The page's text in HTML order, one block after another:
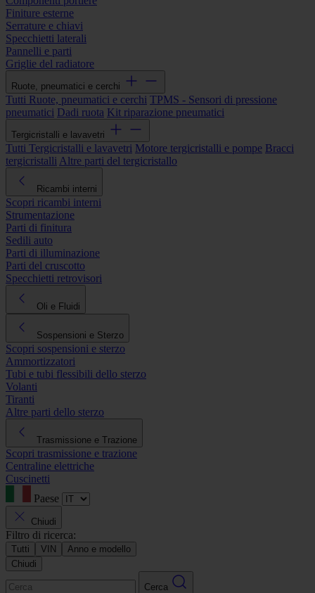
Finiture esterne
Serrature e chiavi
Specchietti laterali
Pannelli e parti
Griglie del radiatore
Ruote, pneumatici e cerchi
Tutti Ruote, pneumatici e cerchi TPMS - Sensori di pressione
pneumatici Dadi ruota Kit riparazione pneumatici
Tergicristalli e lavavetri
Tutti Tergicristalli e lavavetri Motore tergicristalli e pompe Bracci
tergicristalli Altre parti del tergicristallo
Ricambi interni
Scopri ricambi interni
Strumentazione
Parti di finitura
Sedili auto
Parti di illuminazione
Parti del cruscotto
Specchietti retrovisori
Oli e Fluidi
Sospensioni e Sterzo
Scopri sospensioni e sterzo
Ammortizzatori
Tubi e tubi flessibili dello sterzo
Volanti
Tiranti
Altre parti dello sterzo
Trasmissione e Trazione
Scopri trasmissione e trazione
Centraline elettriche
Cuscinetti
Paese
Chiudi
Filtro di ricerca:
Tutti VIN
Anno e modello
Chiudi
Cerca